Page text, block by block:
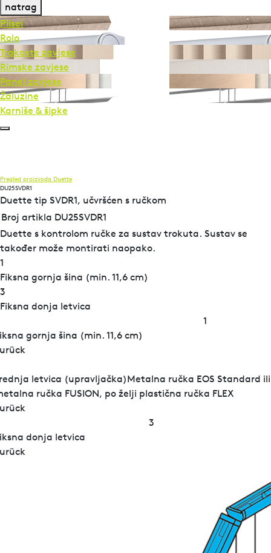
natrag
Plisei
Rolo
Trakaste zavjese
Rimske zavjese
Panel zavjese
Žaluzine
Karniše & šipke
Pregled proizvoda Duette
DU25SVDR1
Duette tip SVDR1, učvršćen s ručkom
Broj artikla DU25SVDR1
Duette s kontrolom ručke za sustav trokuta. Sustav se
također može montirati naopako.
1
Fiksna gornja šina (min. 11,6 cm)
3
Fiksna donja letvica
1
gornja šina (min. 11,6 cm)
letvica (upravljačka)Metalna ručka EOS Standard ili
ručka FUSION, po želji plastična ručka FLEX
3
donja letvica